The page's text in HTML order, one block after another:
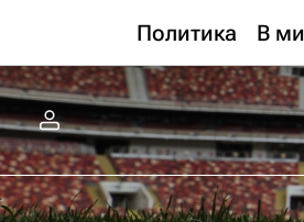
Политика В